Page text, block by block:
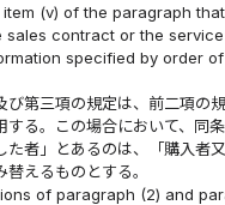
(v) of the paragraph
sales contract or the
specified by order
び第三項の規定は、前二項の
する。この場合において、同
た者」とあるのは、「購入者
替えるものとする。
of paragraph (2) and